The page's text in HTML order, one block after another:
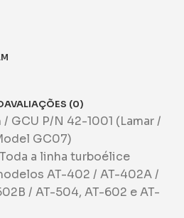
AVALIAÇÕES (0)
GCU P/N 42-1001 (Lamar /
GC07)
a linha turboélice
AT-402 / AT-402A /
/ AT-504, AT-602 e AT-